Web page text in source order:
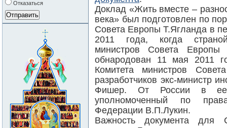
Отказаться
Доклад «Жить вместе –
века» был подготовлен по
Совета Европы Т.Ягланда в
2011 года, когда
министров Совета
обнародован 11 мая 2011
Комитета министров
разработчиков экс-министр
Фишер. От России в ее
уполномоченный по
Федерации В.П.Лукин.
Важность документа для